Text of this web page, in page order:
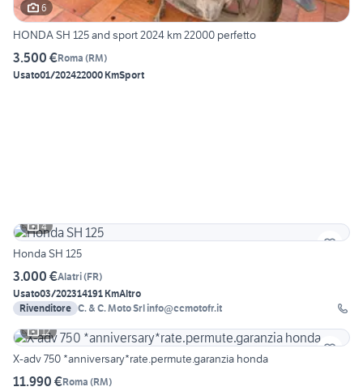
6
HONDA SH 125 and sport 2024 km 22000 perfetto
3.500 €Roma (RM)
Usato01/202422000 KmSport
4
Honda SH 125
3.000 €Alatri(FR)
Usato03/202314191 KmAltro
Rivenditore
C. & C. Moto Srl info@ccmotofr.it
12
X-adv 750 *anniversary*rate.permute.garanzia honda
11.990 €Roma (RM)